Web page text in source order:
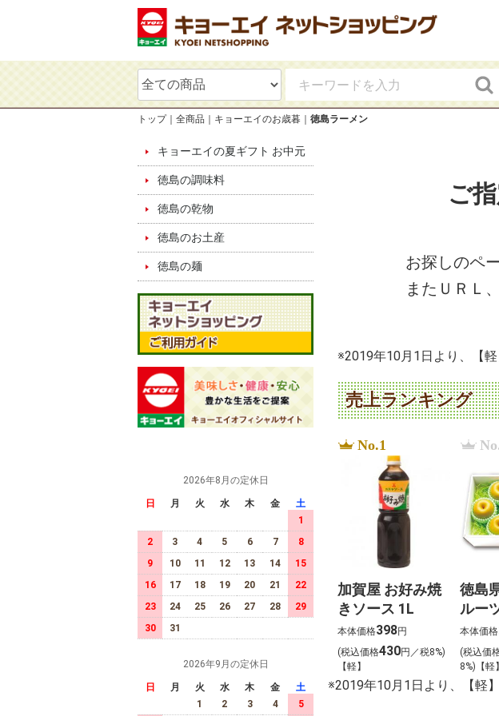
トップ 全商品 キョーエイのお歳暮 徳島ラーメン
キョーエイの夏ギフト お中元
徳島の調味料
徳島の乾物
徳島のお土産
徳島の麺
2026年8月の定休日
日 月 火 水 木 金
土
1
2
3 4 5 6 7
8
9
10 11 12 13 14
15
16
17 18 19 20 21
22
23
24 25 26 27 28
29
30
31
2026年9月の定休日
日 月 火 水 木 金
土
1
2 3 4 5
ご
お探しのペ
またＵＲＬ
※2019年10月1日より、【
売上ランキング
No.1
加賀屋 お好み焼
きソース 1L
本体価格398円
(税込価格430円／税8%)
【軽】
徳島
ルー
恵（
本体価格
(税込価
8%)【軽】
※2019年10月1日より、【軽